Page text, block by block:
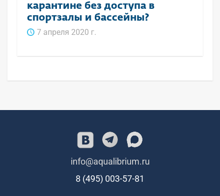
карантине без доступа в
спортзалы и бассейны?
7 апреля 2020 г.
info@aqualibrium.ru
8 (495) 003-57-81